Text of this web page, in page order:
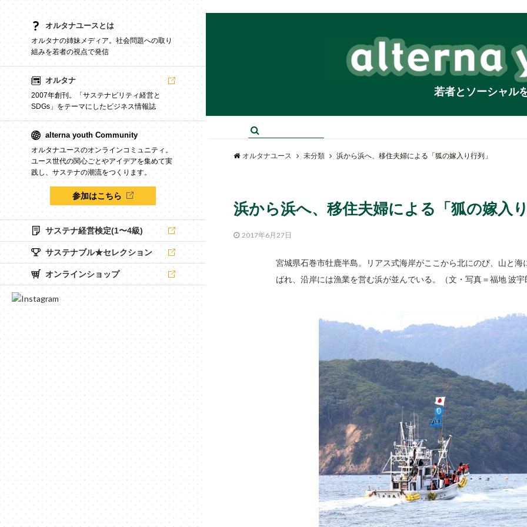
オルタナユースとは
オルタナの姉妹メディア。社会問題への取り
組みを若者の視点で発信
オルタナ
2007年創刊。「サステナビリティ経営と
SDGs」をテーマにしたビジネス情報誌
alterna youth Community
オルタナユースのオンラインコミュニティ。
ユース世代の関心ごとやアイデアを集めて実
践し、サステナの潮流をつくります。
参加はこちら
サステナ経営検定(1〜4級)
サステナブル★セレクション
オンラインショップ
若者とソーシャル
オルタナユース 未分類 浜から浜へ、移住夫婦による「狐の嫁入り行列」
浜から浜へ、移住夫婦による「狐の嫁入
2017年6月27日
宮城県石巻市牡鹿半島。リアス式海岸がここから北にのび、山と
ばれ、沿岸には漁業を営む浜が並んでいる。（文・写真＝福地 波宇